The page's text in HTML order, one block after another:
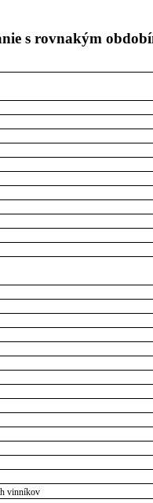
s rovnakým
vinníkov